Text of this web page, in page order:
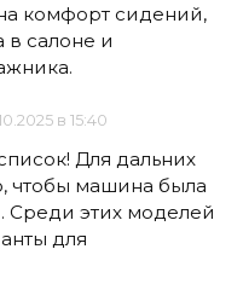
комфорт сидений,
в салоне и
в 15:40
Для дальних
чтобы машина была
этих моделей
для